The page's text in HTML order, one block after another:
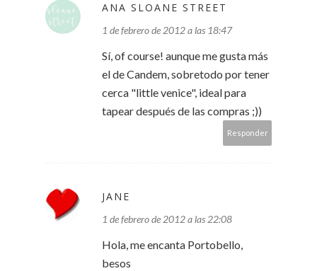
ANA SLOANE STREET
1 de febrero de 2012 a las 18:47
Sí, of course! aunque me gusta más
el de Candem, sobretodo por tener
cerca "little venice", ideal para
tapear después de las compras ;))
Responder
JANE
1 de febrero de 2012 a las 22:08
Hola, me encanta Portobello,
besos